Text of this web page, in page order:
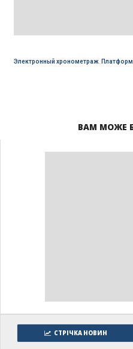
Электронный хронометраж,
ВАМ МОЖЕ
СТРІЧКА НОВИН